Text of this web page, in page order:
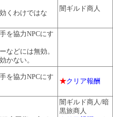
くわけではな
闇ギルド商人
を協力NPCにす
などには無効。
かない。
を協力NPCにす
★クリア報酬
闇ギルド商人/暗
黒旅商人